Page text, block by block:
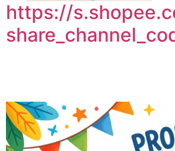
https://s.shopee